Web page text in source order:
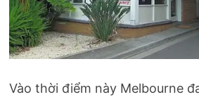
Vào thời điểm này Melbourne